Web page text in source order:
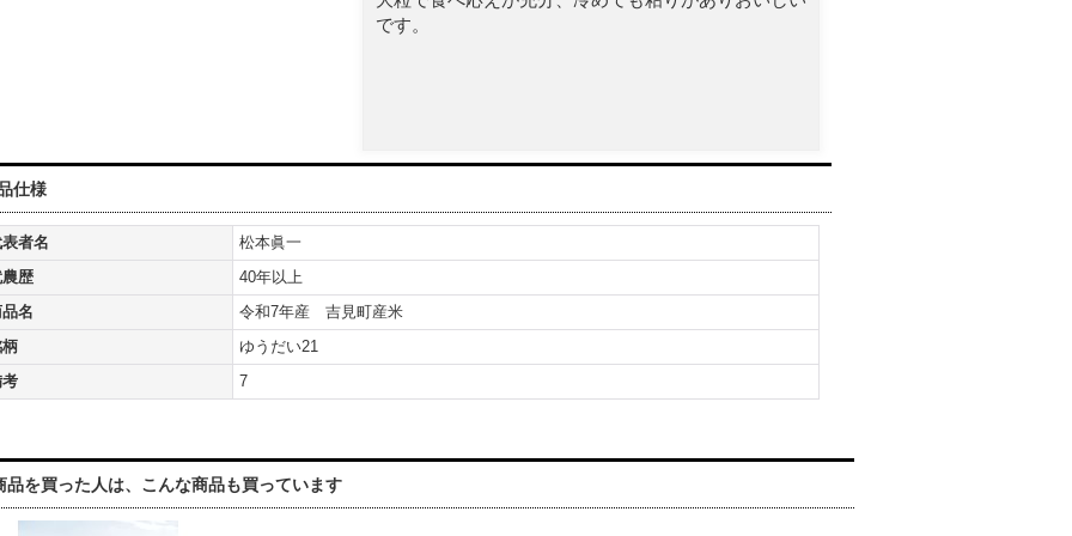
です。
仕様
者名
松本眞一
歴
40年以上
名
令和7年産 吉見町産米
ゆうだい21
7
品を買った人は、こんな商品も買っています